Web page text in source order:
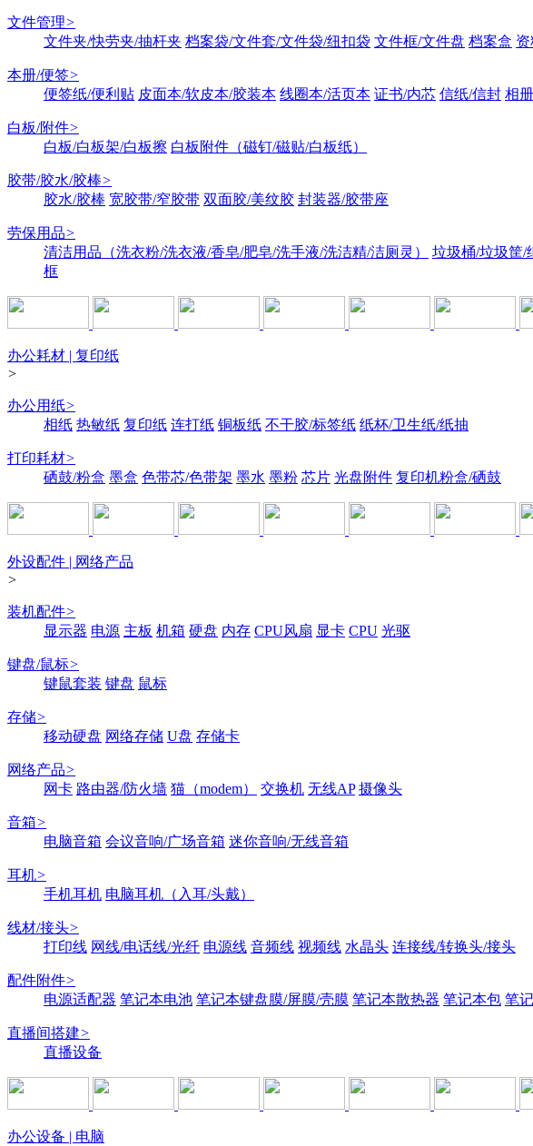
文件管理>
文件夹/快劳夹/抽杆夹 档案袋/文件套/文件袋/纽扣袋 文件框/文件盘 档案盒
本册/便签>
便签纸/便利贴 皮面本/软皮本/胶装本 线圈本/活页本 证书/内芯 信纸/信封 相
白板/附件>
白板/白板架/白板擦 白板附件（磁钉/磁贴/白板纸）
胶带/胶水/胶棒>
胶水/胶棒 宽胶带/窄胶带 双面胶/美纹胶 封装器/胶带座
劳保用品>
清洁用品（洗衣粉/洗衣液/香皂/肥皂/洗手液/洗洁精/洁厕灵）
垃圾桶/垃圾筐/
框
办公耗材 | 复印纸
>
办公用纸>
相纸 热敏纸 复印纸 连打纸 铜板纸 不干胶/标签纸 纸杯/卫生纸/纸抽
打印耗材>
硒鼓/粉盒 墨盒 色带芯/色带架 墨水 墨粉 芯片 光盘附件 复印机粉盒/硒鼓
外设配件 | 网络产品
>
装机配件>
显示器 电源 主板 机箱 硬盘 内存 CPU风扇 显卡 CPU 光驱
键盘/鼠标>
键鼠套装 键盘 鼠标
存储>
移动硬盘 网络存储 U盘 存储卡
网络产品>
网卡 路由器/防火墙 猫（modem） 交换机 无线AP 摄像头
音箱>
电脑音箱 会议音响/广场音箱 迷你音响/无线音箱
耳机>
手机耳机 电脑耳机（入耳/头戴）
线材/接头>
打印线 网线/电话线/光纤 电源线 音频线 视频线 水晶头 连接线/转换头/接头
配件附件>
电源适配器 笔记本电池 笔记本键盘膜/屏膜/壳膜 笔记本散热器 笔记本包 笔
直播间搭建>
直播设备
办公设备 | 电脑